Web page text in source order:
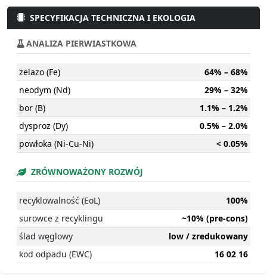
SPECYFIKACJA TECHNICZNA I EKOLOGIA
ANALIZA PIERWIASTKOWA
żelazo (Fe)
64% – 68%
neodym (Nd)
29% – 32%
bor (B)
1.1% – 1.2%
dysproz (Dy)
0.5% – 2.0%
powłoka (Ni-Cu-Ni)
< 0.05%
ZRÓWNOWAŻONY ROZWÓJ
recyklowalność (EoL)
100%
surowce z recyklingu
~10% (pre-cons)
ślad węglowy
low / zredukowany
kod odpadu (EWC)
16 02 16